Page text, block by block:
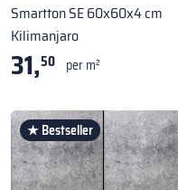
Smartton SE 60x60x4 cm
Kilimanjaro
31,50 per m²
★ Bestseller